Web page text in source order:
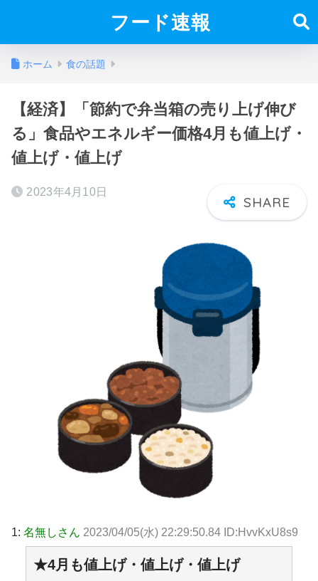
フード速報
ホーム 食の話題
【経済】「節約で弁当箱の売り上げ伸び
る」食品やエネルギー価格4月も値上げ・
値上げ・値上げ
2023年4月10日
1: 名無しさん 2023/04/05(水) 22:29:50.84 ID:HvvKxU8s9
★4月も値上げ・値上げ・値上げ